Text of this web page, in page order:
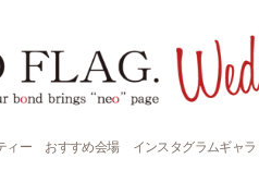
ィー おすすめ会場 インスタグラムギャラ